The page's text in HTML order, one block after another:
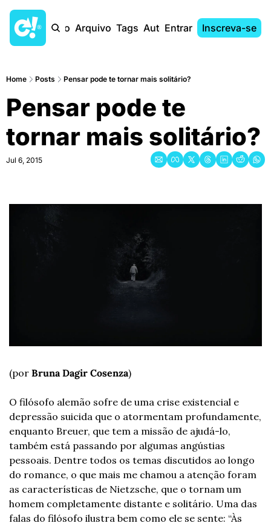
Início Arquivo Tags AutoresEntrar Inscreva-se
Home Posts Pensar pode te tornar mais solitário?
Pensar pode te
tornar mais solitário?
Jul 6, 2015
(por Bruna Dagir Cosenza)
O filósofo alemão sofre de uma crise existencial e
depressão suicida que o atormentam profundamente,
enquanto Breuer, que tem a missão de ajudá-lo,
também está passando por algumas angústias
pessoais. Dentre todos os temas discutidos ao longo
do romance, o que mais me chamou a atenção foram
as características de Nietzsche, que o tornam um
homem completamente distante e solitário. Uma das
falas do filósofo ilustra bem como ele se sente: “Às